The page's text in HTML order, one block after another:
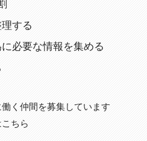
する
必要な情報を集める
く仲間を募集しています
ちら